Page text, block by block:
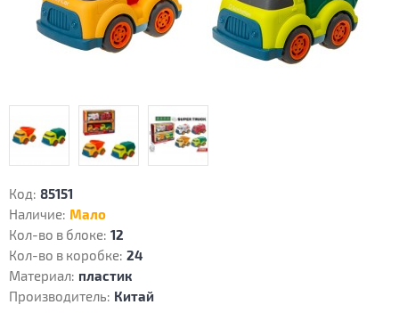
Код: 85151
Наличие: Мало
Кол-во в блоке: 12
Кол-во в коробке: 24
Материал: пластик
Производитель: Китай